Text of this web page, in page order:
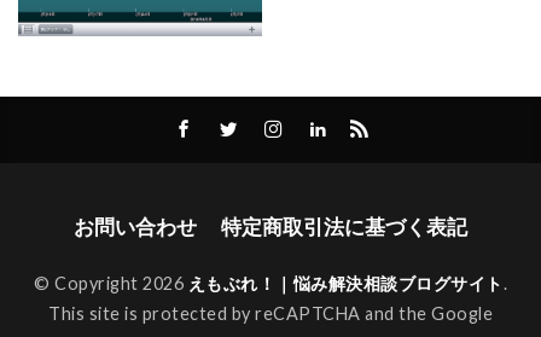
お問い合わせ 特定商取引法に基づく表記
© Copyright 2026 えもぶれ！｜悩み解決相談ブログサイト.
This site is protected by reCAPTCHA and the Google